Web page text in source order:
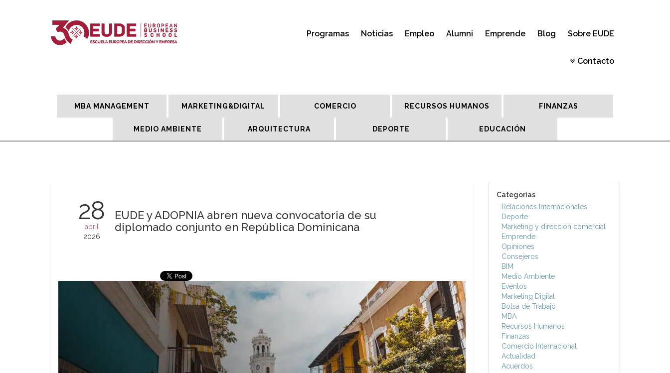
Programas Noticias Empleo Alumni Emprende Blog Sobre EUDE
Contacto
MBA MANAGEMENT MARKETING&DIGITAL COMERCIO RECURSOS HUMANOS FINANZAS
MEDIO AMBIENTE ARQUITECTURA DEPORTE EDUCACIÓN
28
abril
2026
EUDE y ADOPNIA abren nueva convocatoria de su
diplomado conjunto en República Dominicana
Categorías
Relaciones Internacionales
Deporte
Marketing y dirección comercial
Emprende
Opiniones
Consejeros
BIM
Medio Ambiente
Eventos
Marketing Digital
Bolsa de Trabajo
MBA
Recursos Humanos
Finanzas
Comercio Internacional
Actualidad
Acuerdos